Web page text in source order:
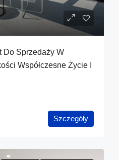
Do Sprzedaży W
Współczesne Życie I
Szczegóły